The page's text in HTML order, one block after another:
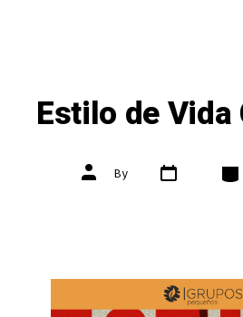
Estilo de
Post
author
By Post
date